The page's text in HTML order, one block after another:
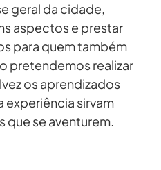
geral da cidade,
aspectos e prestar
para quem também
pretendemos realizar
os aprendizados
experiência sirvam
que se aventurem.